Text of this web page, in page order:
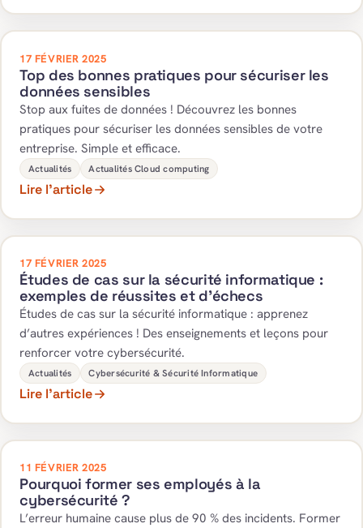
17 FÉVRIER 2025
Top des bonnes pratiques pour sécuriser les
données sensibles
Stop aux fuites de données ! Découvrez les bonnes
pratiques pour sécuriser les données sensibles de votre
entreprise. Simple et efficace.
Actualités Actualités Cloud computing
Lire l’article
17 FÉVRIER 2025
Études de cas sur la sécurité informatique :
exemples de réussites et d’échecs
Études de cas sur la sécurité informatique : apprenez
d’autres expériences ! Des enseignements et leçons pour
renforcer votre cybersécurité.
Actualités Cybersécurité & Sécurité Informatique
Lire l’article
11 FÉVRIER 2025
Pourquoi former ses employés à la
cybersécurité ?
L’erreur humaine cause plus de 90 % des incidents. Former